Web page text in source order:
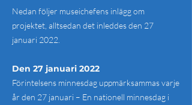
Nedan följer museichefens inlägg om
projektet, alltsedan det inleddes den 27
januari 2022.
Den 27 januari 2022
Förintelsens minnesdag uppmärksammas varje
år den 27 januari – En nationell minnesdag i